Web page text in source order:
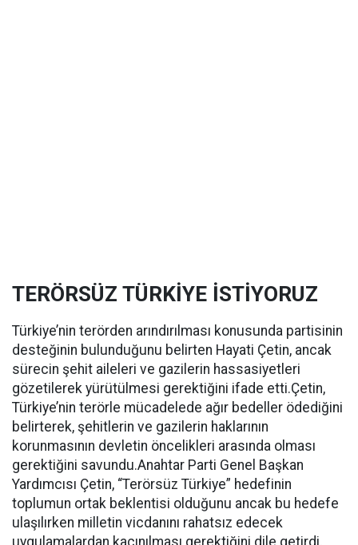
TERÖRSÜZ TÜRKİYE İSTİYORUZ
Türkiye’nin terörden arındırılması konusunda partisinin
desteğinin bulunduğunu belirten Hayati Çetin, ancak
sürecin şehit aileleri ve gazilerin hassasiyetleri
gözetilerek yürütülmesi gerektiğini ifade etti.Çetin,
Türkiye’nin terörle mücadelede ağır bedeller ödediğini
belirterek, şehitlerin ve gazilerin haklarının
korunmasının devletin öncelikleri arasında olması
gerektiğini savundu.Anahtar Parti Genel Başkan
Yardımcısı Çetin, “Terörsüz Türkiye” hedefinin
toplumun ortak beklentisi olduğunu ancak bu hedefe
ulaşılırken milletin vicdanını rahatsız edecek